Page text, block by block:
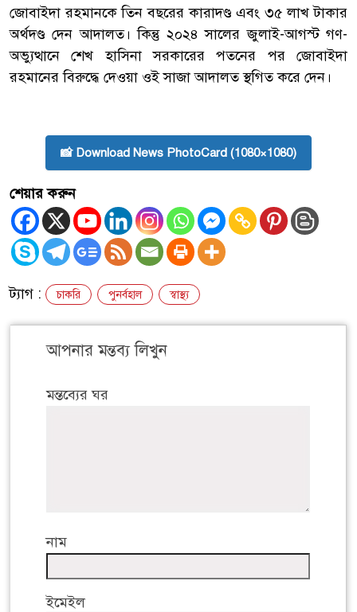
জোবাইদা রহমানকে তিন বছরের কারাদণ্ড এবং ৩৫ লাখ টাকার
অর্থদণ্ড দেন আদালত। কিন্তু ২০২৪ সালের জুলাই-আগস্ট গণ-
অভ্যুত্থানে শেখ হাসিনা সরকারের পতনের পর জোবাইদা
রহমানের বিরুদ্ধে দেওয়া ওই সাজা আদালত স্থগিত করে দেন।
📸 Download News PhotoCard (1080×1080)
শেয়ার করুন
ট্যাগ : চাকরি পুনর্বহাল স্বাস্থ্য
আপনার মন্তব্য লিখুন
মন্তব্যের ঘর
নাম
ইমেইল